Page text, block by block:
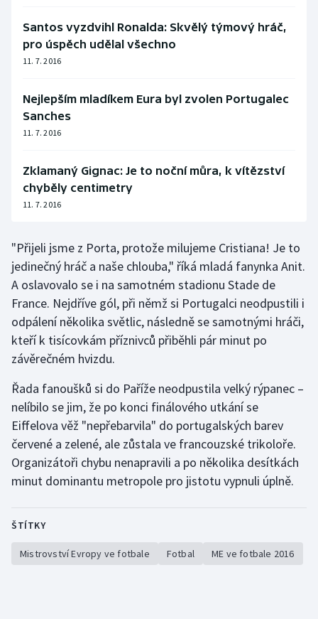
Santos vyzdvihl Ronalda: Skvělý týmový hráč,
pro úspěch udělal všechno
11. 7. 2016
Nejlepším mladíkem Eura byl zvolen Portugalec
Sanches
11. 7. 2016
Zklamaný Gignac: Je to noční můra, k vítězství
chyběly centimetry
11. 7. 2016
"Přijeli jsme z Porta, protože milujeme Cristiana! Je to
jedinečný hráč a naše chlouba," říká mladá fanynka Anit.
A oslavovalo se i na samotném stadionu Stade de
France. Nejdříve gól, při němž si Portugalci neodpustili i
odpálení několika světlic, následně se samotnými hráči,
kteří k tisícovkám příznivců přiběhli pár minut po
závěrečném hvizdu.
Řada fanoušků si do Paříže neodpustila velký rýpanec –
nelíbilo se jim, že po konci finálového utkání se
Eiffelova věž "nepřebarvila" do portugalských barev
červené a zelené, ale zůstala ve francouzské trikoloře.
Organizátoři chybu nenapravili a po několika desítkách
minut dominantu metropole pro jistotu vypnuli úplně.
ŠTÍTKY
Mistrovství Evropy ve fotbale Fotbal ME ve fotbale 2016